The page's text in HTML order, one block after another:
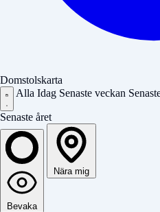
Domstolskarta
Alla Idag Senaste veckan
Senaste året
Bevaka
Nära mig